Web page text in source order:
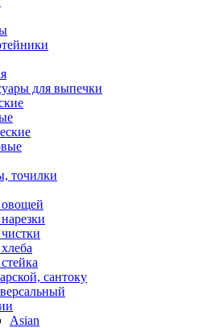
для выпечки
точилки
сантоку
Asian